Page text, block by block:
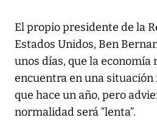
El propio presidente de la
Estados Unidos, Ben
unos días, que la economía
encuentra en una situación
que hace un año, pero
normalidad será “lenta”.